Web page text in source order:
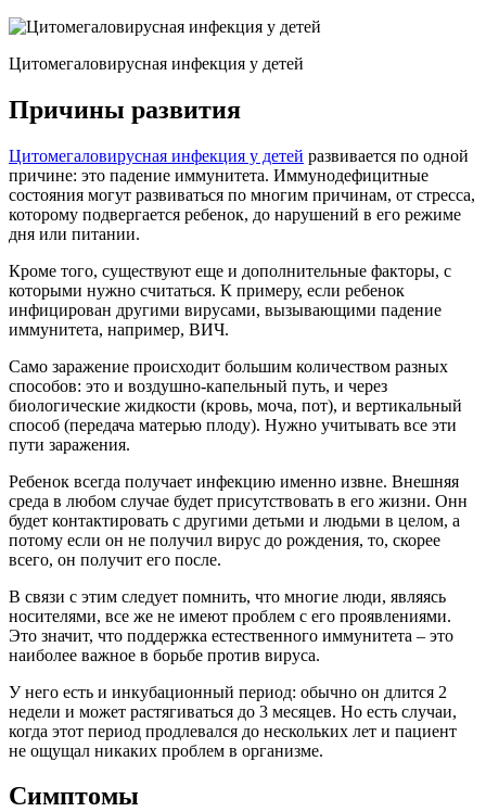
Цитомегаловирусная инфекция у детей
Причины развития
Цитомегаловирусная инфекция у детей развивается по одной
причине: это падение иммунитета. Иммунодефицитные
состояния могут развиваться по многим причинам, от стресса,
которому подвергается ребенок, до нарушений в его режиме
дня или питании.
Кроме того, существуют еще и дополнительные факторы, с
которыми нужно считаться. К примеру, если ребенок
инфицирован другими вирусами, вызывающими падение
иммунитета, например, ВИЧ.
Само заражение происходит большим количеством разных
способов: это и воздушно-капельный путь, и через
биологические жидкости (кровь, моча, пот), и вертикальный
способ (передача матерью плоду). Нужно учитывать все эти
пути заражения.
Ребенок всегда получает инфекцию именно извне. Внешняя
среда в любом случае будет присутствовать в его жизни. Онн
будет контактировать с другими детьми и людьми в целом, а
потому если он не получил вирус до рождения, то, скорее
всего, он получит его после.
В связи с этим следует помнить, что многие люди, являясь
носителями, все же не имеют проблем с его проявлениями.
Это значит, что поддержка естественного иммунитета – это
наиболее важное в борьбе против вируса.
У него есть и инкубационный период: обычно он длится 2
недели и может растягиваться до 3 месяцев. Но есть случаи,
когда этот период продлевался до нескольких лет и пациент
не ощущал никаких проблем в организме.
Симптомы